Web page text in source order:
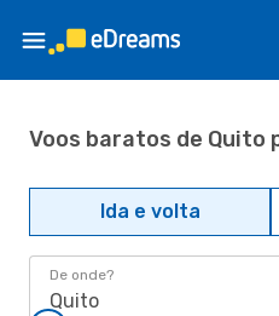
Voos baratos de Quito
Ida e volta
De onde?
Quito